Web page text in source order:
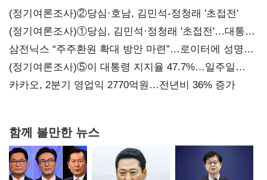
(정기여론조사)②당심·호남, 김민석-정청래 '초접전'
(정기여론조사)①당심, 김민석·정청래 '초접전'…대통령
지지도 '50% 아래로'(종합)
삼전닉스 “주주환원 확대 방안 마련”…로이터에 성명
보내
(정기여론조사)⑤이 대통령 지지율 47.7%…일주일
만에 다시 40%대
카카오, 2분기 영업익 2770억원…전년비 36% 증가
함께 볼만한 뉴스